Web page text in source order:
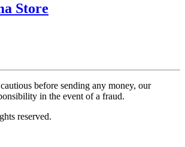
Store
before sending any money, our
in the event of a fraud.
reserved.